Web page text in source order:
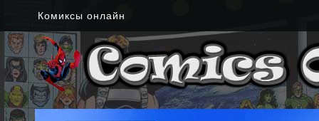
Комиксы онлайн